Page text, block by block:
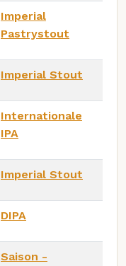
Imperial
Pastrystout
Imperial Stout
Internationale
IPA
Imperial Stout
DIPA
Saison -